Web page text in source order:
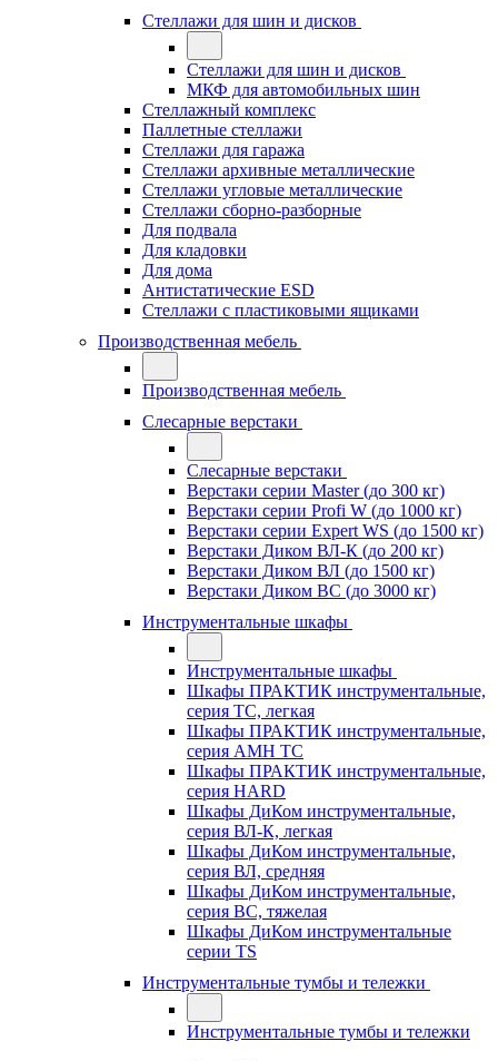
Стеллажи для шин и дисков
Стеллажи для шин и дисков
МКФ для автомобильных шин
Стеллажный комплекс
Паллетные стеллажи
Стеллажи для гаража
Стеллажи архивные металлические
Стеллажи угловые металлические
Стеллажи сборно-разборные
Для подвала
Для кладовки
Для дома
Антистатические ESD
Стеллажи с пластиковыми ящиками
Производственная мебель
Производственная мебель
Слесарные верстаки
Слесарные верстаки
Верстаки серии Master (до 300 кг)
Верстаки серии Profi W (до 1000 кг)
Верстаки серии Expert WS (до 1500 кг)
Верстаки Диком ВЛ-К (до 200 кг)
Верстаки Диком ВЛ (до 1500 кг)
Верстаки Диком ВС (до 3000 кг)
Инструментальные шкафы
Инструментальные шкафы
Шкафы ПРАКТИК инструментальные,
серия TC, легкая
Шкафы ПРАКТИК инструментальные,
серия AMH TC
Шкафы ПРАКТИК инструментальные,
серия HARD
Шкафы ДиКом инструментальные,
cерия ВЛ-К, легкая
Шкафы ДиКом инструментальные,
серия ВЛ, средняя
Шкафы ДиКом инструментальные,
серия ВС, тяжелая
Шкафы ДиКом инструментальные
серии TS
Инструментальные тумбы и тележки
Инструментальные тумбы и тележки